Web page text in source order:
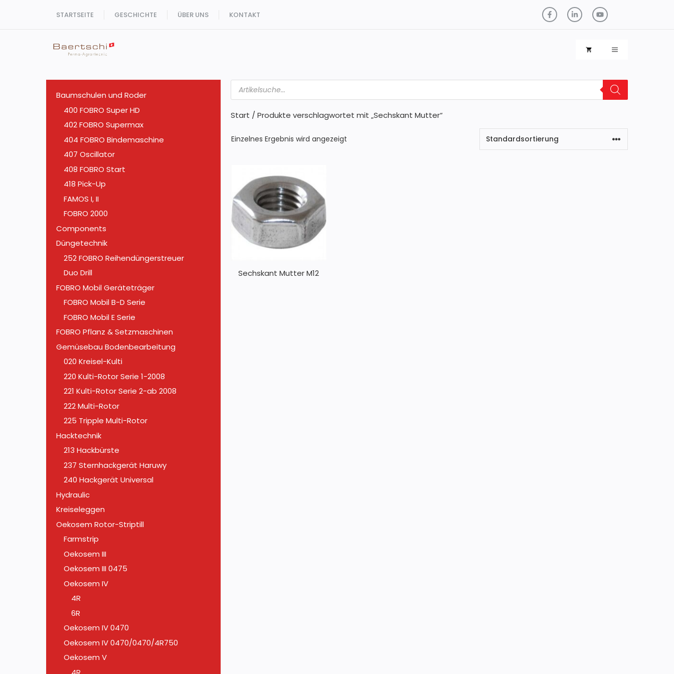
STARTSEITE GESCHICHTE ÜBER UNS KONTAKT
Products
search
Start / Produkte verschlagwortet mit „Sechskant Mutter“
Einzelnes Ergebnis wird angezeigt
Sechskant Mutter M12
Baumschulen und Roder
400 FOBRO Super HD
402 FOBRO Supermax
404 FOBRO Bindemaschine
407 Oscillator
408 FOBRO Start
418 Pick-Up
FAMOS I, II
FOBRO 2000
Components
Düngetechnik
252 FOBRO Reihendüngerstreuer
Duo Drill
FOBRO Mobil Geräteträger
FOBRO Mobil B-D Serie
FOBRO Mobil E Serie
FOBRO Pflanz & Setzmaschinen
Gemüsebau Bodenbearbeitung
020 Kreisel-Kulti
220 Kulti-Rotor Serie 1-2008
221 Kulti-Rotor Serie 2-ab 2008
222 Multi-Rotor
225 Tripple Multi-Rotor
Hacktechnik
213 Hackbürste
237 Sternhackgerät Haruwy
240 Hackgerät Universal
Hydraulic
Kreiseleggen
Oekosem Rotor-Striptill
Farmstrip
Oekosem III
Oekosem III 0475
Oekosem IV
4R
6R
Oekosem IV 0470
Oekosem IV 0470/0470/4R750
Oekosem V